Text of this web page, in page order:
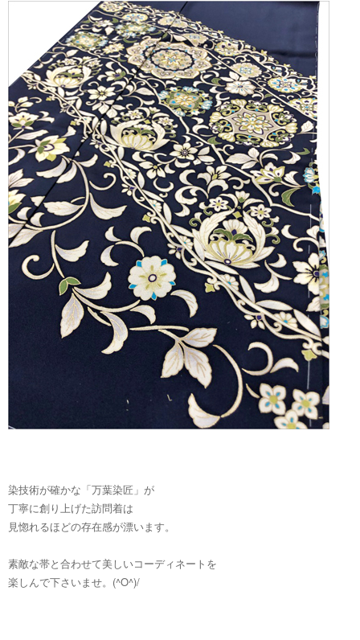
染技術が確かな「万葉染匠」が
丁寧に創り上げた訪問着は
見惚れるほどの存在感が漂います。
素敵な帯と合わせて美しいコーディネートを
楽しんで下さいませ。(^O^)/